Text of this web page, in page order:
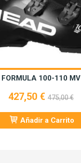
FORMULA 100-110 MV
427,50 € 475,00 €
Añadir a Carrito